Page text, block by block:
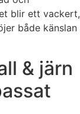
blir ett vackert,
både känslan
& järn